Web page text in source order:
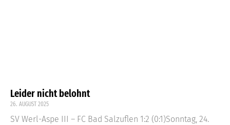
Leider nicht belohnt
26. AUGUST 2025
SV Werl-Aspe III – FC Bad Salzuflen 1:2 (0:1)Sonntag, 24.